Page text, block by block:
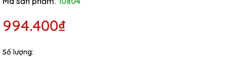
994.400₫
Số lượng: